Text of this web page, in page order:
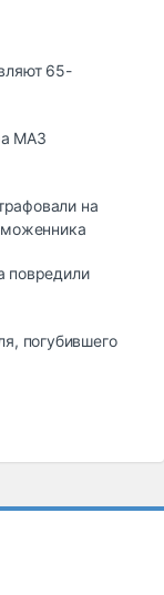
65-
МАЗ
на
повредили
погубившего